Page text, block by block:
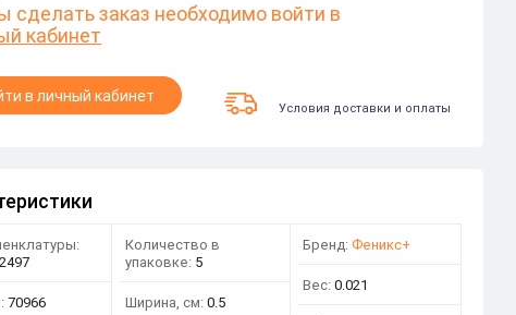
сделать заказ необходимо войти в
кабинет
в личный кабинет
Условия доставки и оплаты
70966
Количество в
упаковке: 5
Ширина, см: 0.5
Бренд: Феникс+
Вес: 0.021